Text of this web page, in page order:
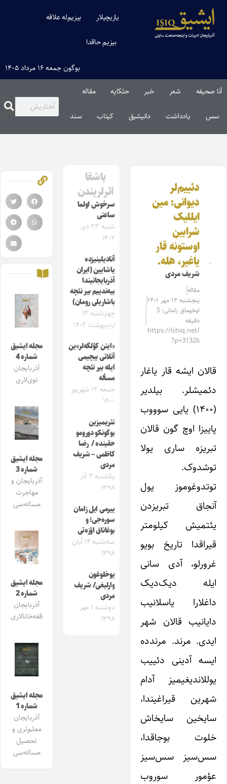
یازیچیلار بیزیم‌له علاقه
بیزیم حاقدا
بوگون جمعه ۱۶ مرداد ۱۴۰۵
آنا صحیفه شعر خبر حئکایه مقاله‌
سس یادداشت دانیشیق کیتاب سند
دئییم‌لر
دیوانی: مین
ایللیک
شرابین
اوستونه قار
یاغیر، هله.
شریف مردی
مقاله‌
پنجشنبه ۱۴ مهر ۱۴۰۱
اوخوماق زامانی: 3
دقیقه
https://ishiq.net/
?p=31326
قالان ایشه قار یاغار
دئمیشلر. بیلدیر
(۱۴۰۰) یایی سوووب
پاییزا اوچ گون قالان
تبریزه ساری یولا
توشدوک.
توتدوغوموز یول
آنجاق تبریزدن
یئتمیش کیلومتر
قیراقدا تاریخ بویو
غرورلو، آدی سانی
ایله دیک‌دیک
داغلارا یاسلانیب
دایانیب قالان شهر
ایدی. مرند. مرندده
ایسه آدینی دئییب
یوللاندیغیمیز آدام
شهرین قیراغیندا،
سایخین سایخاش
خلوت بوجاقدا،
سس‌سیز سس‌سیز
عؤمور سوروب
باشقا
اثرلریندن
سرخوش اولما
ساعتی
شنبه ۲۳ دی
۱۴۰۲
آنادیلینیزده
یاشایین (ایران
آذربایجانیندا
بیه‌ندییم بیر نئچه
باشاریلی رومان)
چهارشنبه ۱۳
اردیبهشت ۱۴۰۲
«ایتن کؤلگه‌لر»ین
آنلاتی بیچیمی
ایله بیر نئچه
مسأله
جمعه ۱۲ شهریور
۱۴۰۰
نثریمیزین
بوگونکو دورومو
حقینده / رضا
کاظمی – شریف
مردی
یکشنبه ۳ آذر
۱۳۹۸
ییرمی ایل زامان
سوره‌جی؛ و
بوغاناق اؤزه‌تی
سه‌شنبه ۱۴ آبان
۱۳۹۸
یوخلوغون
وارلیغی/ شریف
مردی
دوشنبه ۱ مهر
۱۳۹۸
مجله ایشیق
شماره 4
آذربایجان
توی‌لاری
مجله ایشیق
شماره 3
آذربایجان و
مهاجرت
مساله‌سی
مجله ایشیق
شماره 2
آذربایجان
قفه‌خانالاری
مجله ایشیق
شماره 1
آذربایجان
معلم‌لری و
تحصیل
مساله‌سی